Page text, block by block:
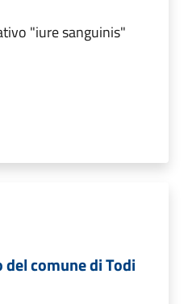
"iure sanguinis"
comune di Todi